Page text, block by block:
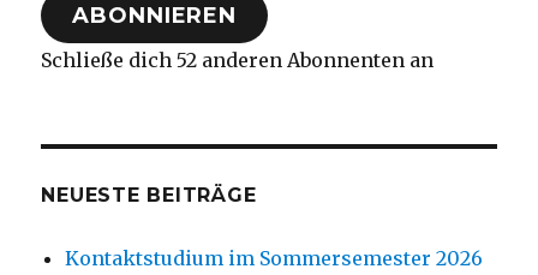
ABONNIEREN
Schließe dich 52 anderen Abonnenten an
NEUESTE BEITRÄGE
Kontaktstudium im Sommersemester 2026